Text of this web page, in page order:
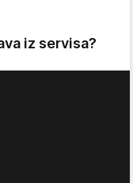
iz servisa?